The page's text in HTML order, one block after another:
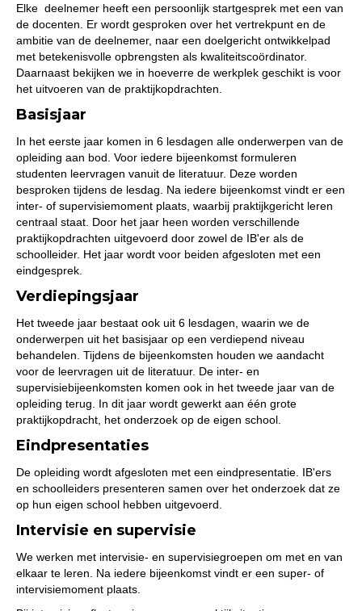
Elke deelnemer heeft een persoonlijk startgesprek met een van
de docenten. Er wordt gesproken over het vertrekpunt en de
ambitie van de deelnemer, naar een doelgericht ontwikkelpad
met betekenisvolle opbrengsten als kwaliteitscoördinator.
Daarnaast bekijken we in hoeverre de werkplek geschikt is voor
het uitvoeren van de praktijkopdrachten.
Basisjaar
In het eerste jaar komen in 6 lesdagen alle onderwerpen van de
opleiding aan bod. Voor iedere bijeenkomst formuleren
studenten leervragen vanuit de literatuur. Deze worden
besproken tijdens de lesdag. Na iedere bijeenkomst vindt er een
inter- of supervisiemoment plaats, waarbij praktijkgericht leren
centraal staat. Door het jaar heen worden verschillende
praktijkopdrachten uitgevoerd door zowel de IB'er als de
schoolleider. Het jaar wordt voor beiden afgesloten met een
eindgesprek.
Verdiepingsjaar
Het tweede jaar bestaat ook uit 6 lesdagen, waarin we de
onderwerpen uit het basisjaar op een verdiepend niveau
behandelen. Tijdens de bijeenkomsten houden we aandacht
voor de leervragen uit de literatuur. De inter- en
supervisiebijeenkomsten komen ook in het tweede jaar van de
opleiding terug. In dit jaar wordt gewerkt aan één grote
praktijkopdracht, het onderzoek op de eigen school.
Eindpresentaties
De opleiding wordt afgesloten met een eindpresentatie. IB'ers
en schoolleiders presenteren samen over het onderzoek dat ze
op hun eigen school hebben uitgevoerd.
Intervisie en supervisie
We werken met intervisie- en supervisiegroepen om met en van
elkaar te leren. Na iedere bijeenkomst vindt er een super- of
intervisiemoment plaats.